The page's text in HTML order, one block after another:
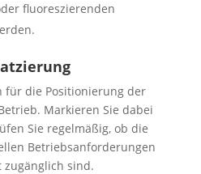
fluoreszierenden
für die Positionierung der
Markieren Sie dabei
Sie regelmäßig, ob die
Betriebsanforderungen
sind.